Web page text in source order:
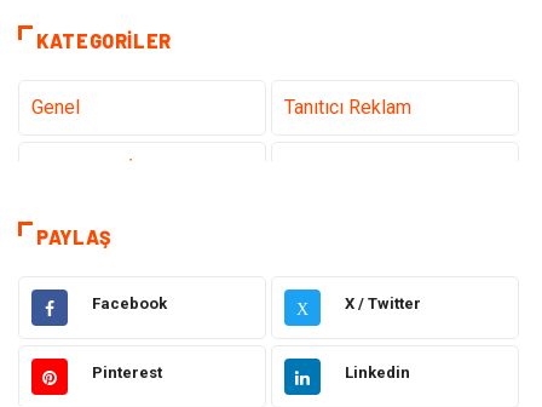
KATEGORILER
Genel Tanıtıcı Reklam
teknoloji
Hukuk Giyim
Elektronik Makine
PAYLAŞ
Facebook X X / Twitter
Pinterest Linkedin